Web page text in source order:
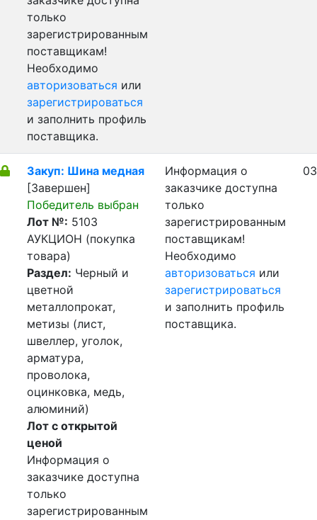
только
зарегистрированным
поставщикам!
Необходимо
авторизоваться или
зарегистрироваться
и заполнить профиль
поставщика.
Закуп: Шина медная
[Завершен]
Победитель выбран
Лот №: 5103
АУКЦИОН (покупка
товара)
Раздел: Черный и
цветной
металлопрокат,
метизы (лист,
швеллер, уголок,
арматура,
проволока,
оцинковка, медь,
алюминий)
Лот с открытой
ценой
Информация о
заказчике доступна
только
зарегистрированным
Информация о
заказчике доступна
только
зарегистрированным
поставщикам!
Необходимо
авторизоваться или
зарегистрироваться
и заполнить профиль
поставщика.